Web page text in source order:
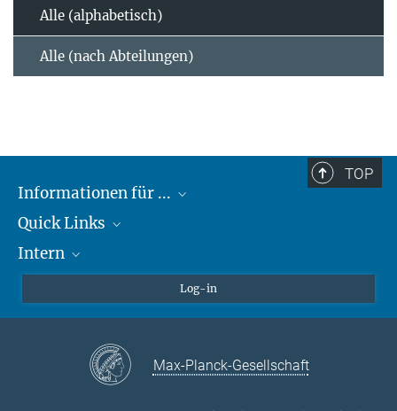
Alle (alphabetisch)
Alle (nach Abteilungen)
TOP
Informationen für ...
Lieferanten
Studierende
Quick Links
Max-Planck-Gesellschaft
Max-Planck-Campus Tübingen
Stellenangebote
Intern
VPN-Hilfe
Log-in
Max-Planck-Gesellschaft